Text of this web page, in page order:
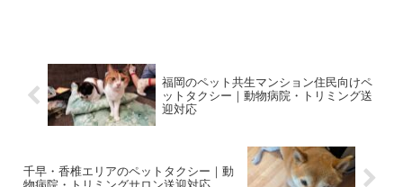
福岡のペット共生マンション住民向けペ
ットタクシー｜動物病院・トリミング送
迎対応
千早・香椎エリアのペットタクシー｜動